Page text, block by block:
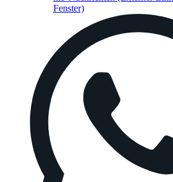
Fenster)